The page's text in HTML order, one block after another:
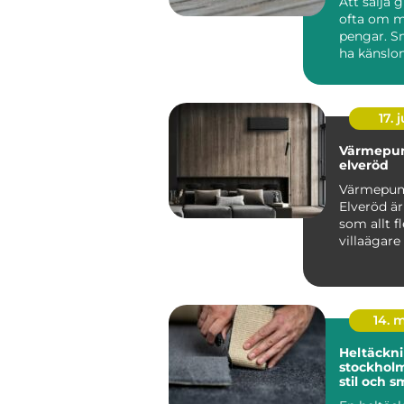
ofta om
pengar.
ha
komma
17.
elveröd
Elveröd
som allt
villaägare
14.
stockholm
stil och